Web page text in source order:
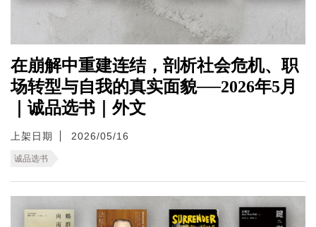
在崩解中重建连结，剖析社会危机、职
场转型与自我的真实面貌──2026年5月
｜诚品选书｜外文
上架日期 2026/05/16
诚品选书